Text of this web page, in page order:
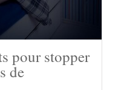
pour stopper
de